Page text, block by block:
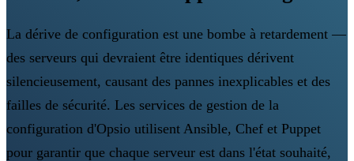
La dérive de configuration est une bombe à retardement —
des serveurs qui devraient être identiques dérivent
silencieusement, causant des pannes inexplicables et des
failles de sécurité. Les services de gestion de la
configuration d'Opsio utilisent Ansible, Chef et Puppet
pour garantir que chaque serveur est dans l'état souhaité,